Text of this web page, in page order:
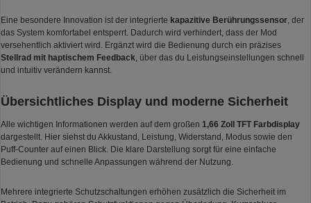
Eine besondere Innovation ist der integrierte kapazitive Berührungssensor, der
das System komfortabel entsperrt. Dadurch wird verhindert, dass der Mod
versehentlich aktiviert wird. Ergänzt wird die Bedienung durch ein präzises
Stellrad mit haptischem Feedback, über das du Leistungseinstellungen schnell
und intuitiv verändern kannst.
Übersichtliches Display und moderne Sicherheit
Alle wichtigen Informationen werden auf dem großen 1,66 Zoll TFT Farbdisplay
dargestellt. Hier siehst du Akkustand, Leistung, Widerstand, Modus sowie den
Puff-Counter auf einen Blick. Die klare Darstellung sorgt für eine einfache
Bedienung und schnelle Anpassungen während der Nutzung.
Mehrere integrierte Schutzschaltungen erhöhen zusätzlich die Sicherheit im